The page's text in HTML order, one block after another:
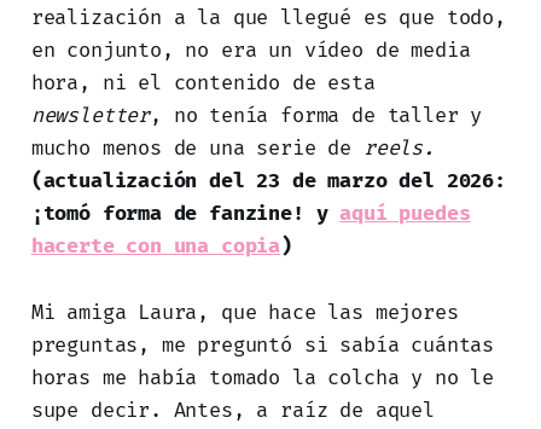
realización a la que llegué es que todo,
en conjunto, no era un vídeo de media
hora, ni el contenido de esta
newsletter, no tenía forma de taller y
mucho menos de una serie de reels.
(actualización del 23 de marzo del 2026:
¡tomó forma de fanzine! yaquí puedes
hacerte con una copia)
Mi amiga Laura, que hace las mejores
preguntas, me preguntó si sabía cuántas
horas me había tomado la colcha y no le
supe decir. Antes, a raíz de aquel